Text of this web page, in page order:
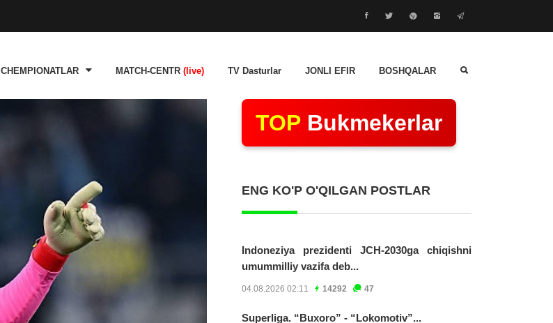
CHEMPIONATLAR MATCH-CENTR (live) TV Dasturlar JONLI EFIR BOSHQALAR
TOP Bukmekerlar
ENG KO'P O'QILGAN POSTLAR
Indoneziya prezidenti JCH-2030ga chiqishni
umummilliy vazifa deb...
04.08.2026 02:11 14292 47
Superliga. “Buxoro” - “Lokomotiv”...